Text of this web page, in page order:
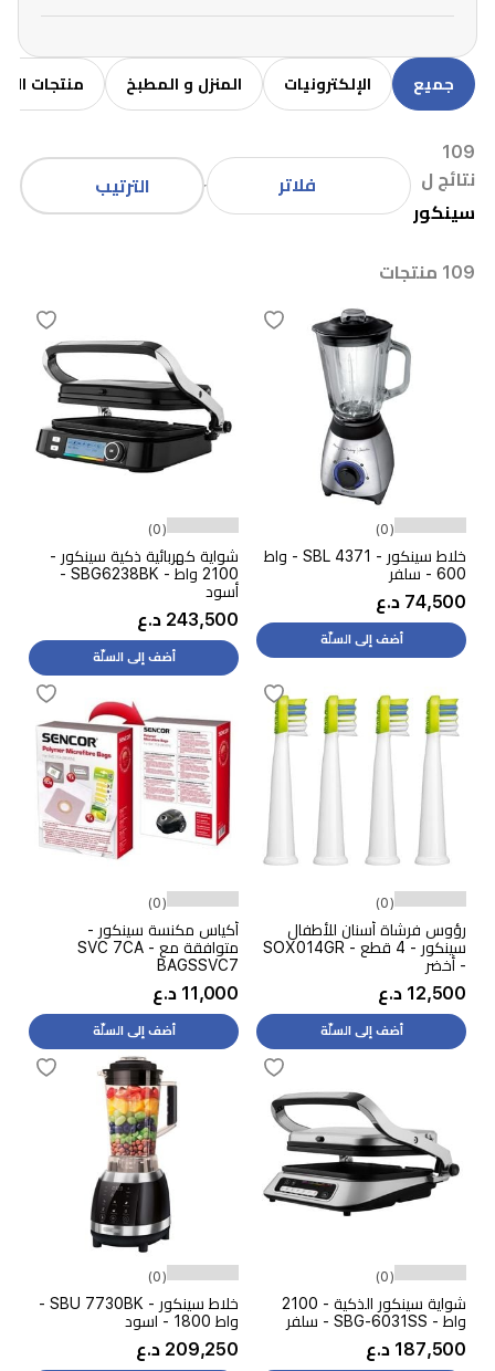
جميع الإلكترونيات المنزل و المطبخ منتجات
109
نتائج ل
سينكور
فلاتر الترتيب
109 منتجات
(0)
خلاط سينكور - SBL 4371 - واط
600 - سلفر
74,500 د.ع
أضف إلى السلّة
(0)
شواية كهربائية ذكية سينكور -
2100 واط - SBG6238BK -
أسود
243,500 د.ع
أضف إلى السلّة
(0)
رؤوس فرشاة أسنان للأطفال
سينكور - 4 قطع - SOX014GR
- أخضر
12,500 د.ع
أضف إلى السلّة
(0)
أكياس مكنسة سينكور -
متوافقة مع SVC 7CA -
BAGSSVC7
11,000 د.ع
أضف إلى السلّة
(0)
شواية سينكور الذكية - 2100
واط - SBG-6031SS - سلفر
187,500 د.ع
(0)
خلاط سينكور - SBU 7730BK -
واط 1800 - اسود
209,250 د.ع